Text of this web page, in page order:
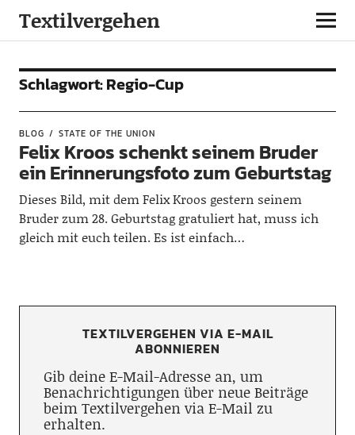
Textilvergehen
Schlagwort:Regio-Cup
BLOG STATE OF THE UNION
Felix Kroos schenkt seinem Bruder
ein Erinnerungsfoto zum Geburtstag
Dieses Bild, mit dem Felix Kroos gestern seinem
Bruder zum 28. Geburtstag gratuliert hat, muss ich
gleich mit euch teilen. Es ist einfach…
TEXTILVERGEHEN VIA E-MAIL
ABONNIEREN
Gib deine E-Mail-Adresse an, um
Benachrichtigungen über neue Beiträge
beim Textilvergehen via E-Mail zu
erhalten.